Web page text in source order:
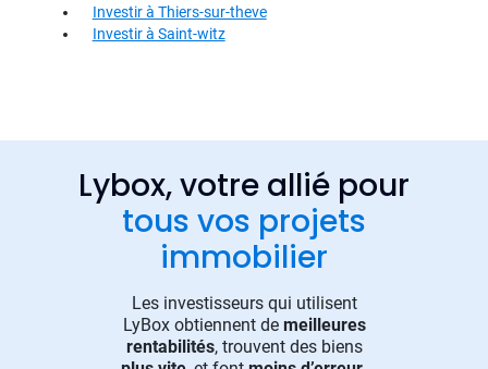
Investir à Thiers-sur-theve
Investir à Saint-witz
Lybox, votre allié pour
tous vos projets
immobilier
Les investisseurs qui utilisent
LyBox obtiennent de meilleures
rentabilités, trouvent des biens